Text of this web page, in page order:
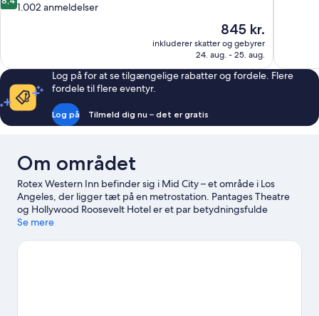
ud
1.002
anmeldelser
1.002 anmeldelser
Prisen
er
845 kr.
845 kr.
inkluderer skatter og gebyrer
24. aug. - 25. aug.
Log på for at se tilgængelige rabatter og fordele. Flere
fordele til flere eventyr.
Log på Tilmeld dig nu – det er gratis
Om området
Rotex Western Inn befinder sig i Mid City – et område i Los
Angeles, der ligger tæt på en metrostation. Pantages Theatre
og Hollywood Roosevelt Hotel er et par betydningsfulde
seværdigheder, mens nogle af stedets naturskønne områder
event eller en sportbegivenhed under dit ophold? Se, hvad Los
Se mere